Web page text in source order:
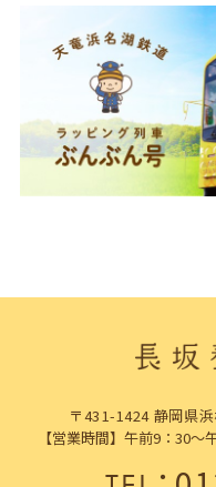
〒431-1424 静岡県
【営業時間】午前9：30～